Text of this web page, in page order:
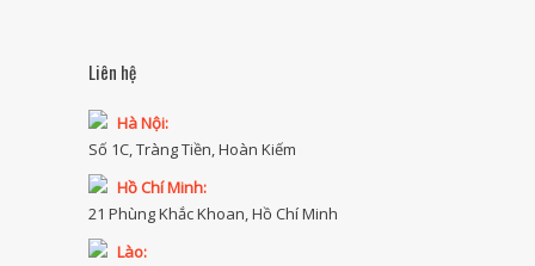
Liên hệ
Hà Nội:
Số 1C, Tràng Tiền, Hoàn Kiếm
Hồ Chí Minh:
21 Phùng Khắc Khoan, Hồ Chí Minh
Lào: